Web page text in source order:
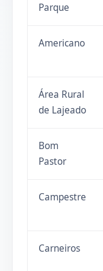
Parque
Americano
Área Rural
de Lajeado
Bom
Pastor
Campestre
Carneiros